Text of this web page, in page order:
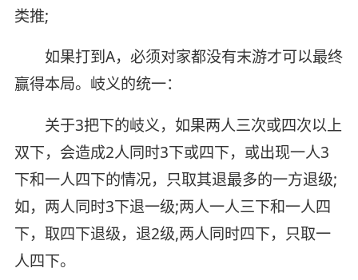
类推;
如果打到A，必须对家都没有末游才可以最终
赢得本局。岐义的统一：
关于3把下的岐义，如果两人三次或四次以上
双下，会造成2人同时3下或四下，或出现一人3
下和一人四下的情况，只取其退最多的一方退级;
如，两人同时3下退一级;两人一人三下和一人四
下，取四下退级，退2级,两人同时四下，只取一
人四下。